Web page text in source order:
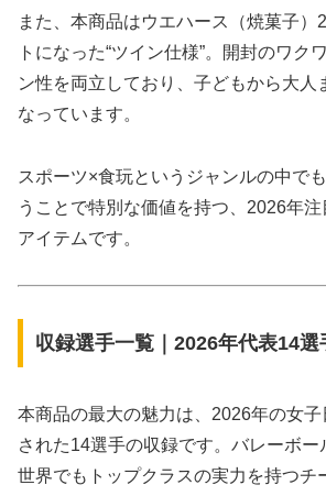
また、本商品はウエハース（焼菓子）
トになった“ツイン仕様”。開封のワク
ン性を両立しており、子どもから大人
なっています。
スポーツ×食玩というジャンルの中で
うことで特別な価値を持つ、2026年
アイテムです。
収録選手一覧｜2026年代表14選
本商品の最大の魅力は、2026年の女
された14選手の収録です。バレーボー
世界でもトップクラスの実力を持つチ